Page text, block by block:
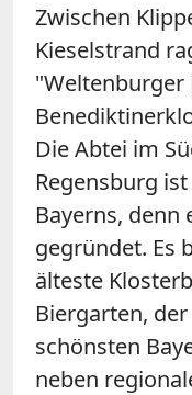
Zwischen
Kieselstrand
"Weltenburger
Die Abtei im
Regensburg
Bayerns, denn
gegründet. Es
älteste
Biergarten,
schönsten
neben